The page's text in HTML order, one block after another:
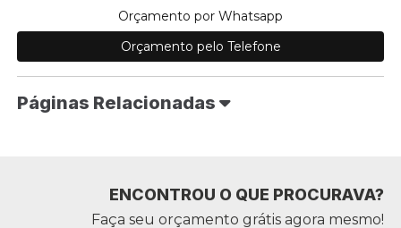
Orçamento por Whatsapp
Orçamento pelo Telefone
Páginas Relacionadas
ENCONTROU O QUE PROCURAVA?
Faça seu orçamento grátis agora mesmo!